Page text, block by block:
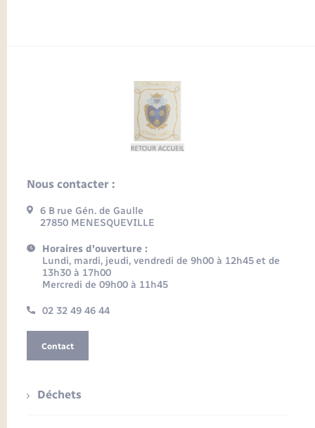
Nous contacter :
6 B rue Gén. de Gaulle
27850 MENESQUEVILLE
Horaires d'ouverture :
Lundi, mardi, jeudi, vendredi de 9h00 à 12h45 et de
13h30 à 17h00
Mercredi de 09h00 à 11h45
02 32 49 46 44
Contact
Déchets